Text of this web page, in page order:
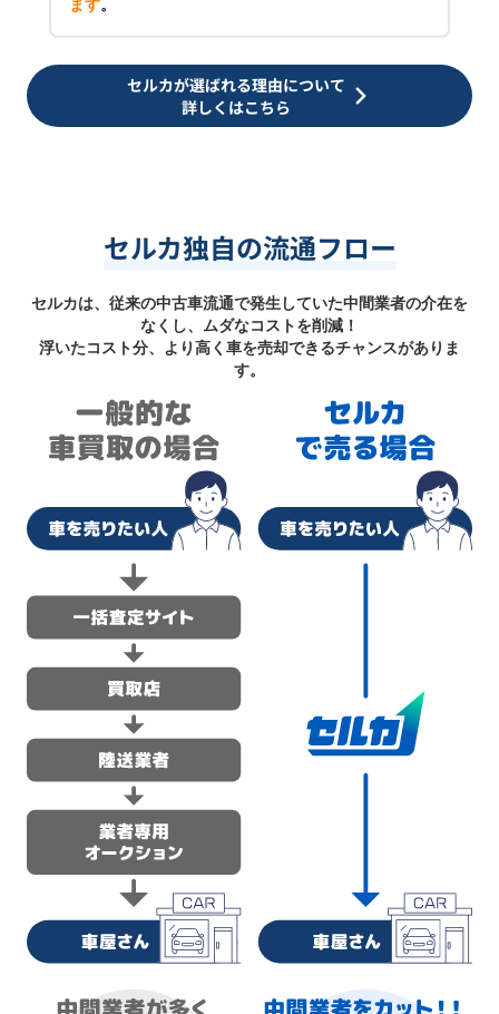
ます。
セルカが選ばれる理由について
詳しくはこちら
セルカ独自の流通フロー
セルカは、従来の中古車流通で発生していた中間業者の介在を
なくし、ムダなコストを削減！
浮いたコスト分、より高く車を売却できるチャンスがありま
す。